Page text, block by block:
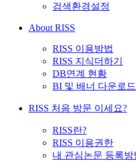
검색환경설정
About RISS
RISS 이용방법
RISS 지식더하기
DB연계 현황
BI 및 배너 다운로드
RISS 처음 방문 이세요?
RISS란?
RISS 이용권한
내 관심논문 등록방